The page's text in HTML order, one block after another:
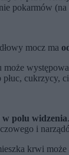
pokarmów (na
mocz ma
cukrzycy,
w polu widzenia
i
krwi